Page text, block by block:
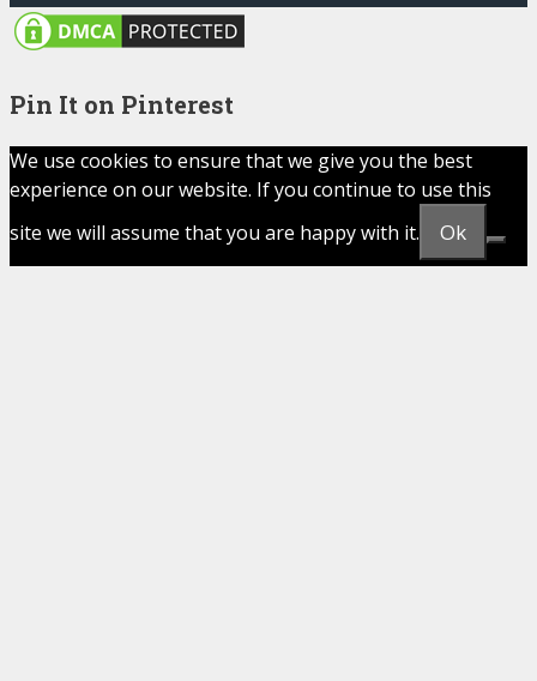
Pin It on Pinterest
We use cookies to ensure that we give you the best
experience on our website. If you continue to use this
site we will assume that you are happy with it.
Ok